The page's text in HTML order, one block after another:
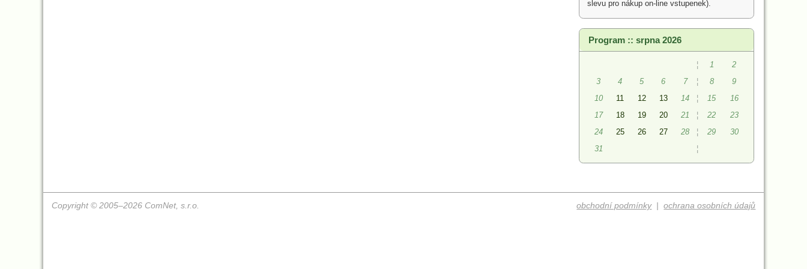
slevu pro nákup on-line vstupenek).
Program :: srpna 2026
¦ 1
2
3
4 5 6 7 ¦ 8
9
10
11 12 13 14 ¦ 15
16
17
18 19 20 21 ¦ 22
23
24
25 26 27 28 ¦ 29
30
31
¦
obchodní podmínky|ochrana osobních údajů
Copyright © 2005–2026 ComNet, s.r.o.